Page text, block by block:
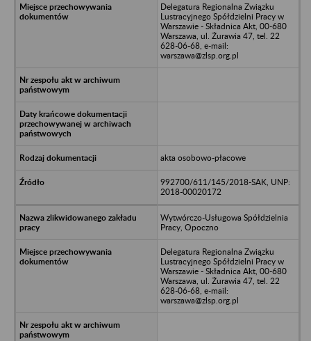
Delegatura Regionalna Związku
Lustracyjnego Spółdzielni Pracy w
Warszawie - Składnica Akt, 00-680
Warszawa, ul. Żurawia 47, tel. 22
628-06-68, e-mail:
warszawa@zlsp.org.pl
akta osobowo-płacowe
992700/611/145/2018-SAK, UNP:
2018-00020172
Wytwórczo-Usługowa Spółdzielnia
Pracy, Opoczno
Delegatura Regionalna Związku
Lustracyjnego Spółdzielni Pracy w
Warszawie - Składnica Akt, 00-680
Warszawa, ul. Żurawia 47, tel. 22
628-06-68, e-mail:
warszawa@zlsp.org.pl